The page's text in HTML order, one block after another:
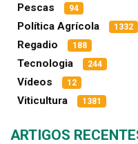
Pescas 94
Política Agrícola 1332
Regadio 188
Tecnologia 244
Vídeos 12
Viticultura 1381
ARTIGOS